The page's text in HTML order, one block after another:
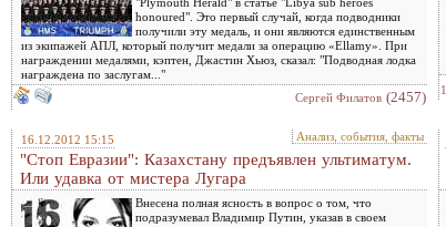
honoured". Это первый случай, когда подводники
получили эту медаль, и они являются единственным
из экипажей АПЛ, который получит медали за операцию «Ellamy». При
награждении медалями, кэптен, Джастин Хьюз, сказал: "Подводная лодка
награждена по заслугам..."
Сергей Филатов (2457)
1
16.12.2012 15:15 Анализ, события, факты
"Стоп Евразии": Казахстану предъявлен ультиматум.
Или удавка от мистера Лугара
Внесена полная ясность в вопрос о том, что
подразумевал Владимир Путин, указав в своем